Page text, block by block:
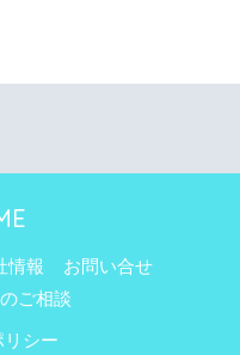
情報
お問い合せ
ご相談
リシー